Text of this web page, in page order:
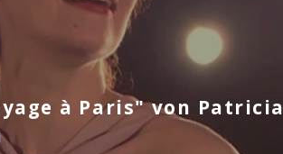
à Paris" von Patricia